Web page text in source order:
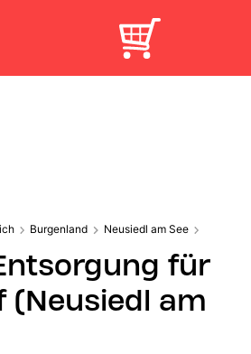
Burgenland
Neusiedl am See
für
(Neusiedl am